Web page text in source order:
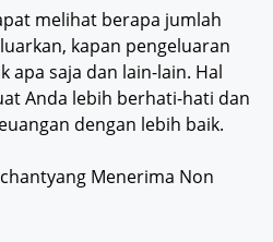
melihat berapa jumlah
kapan pengeluaran
apa saja dan lain-lain. Hal
Anda lebih berhati-hati dan
dengan lebih baik.
Menerima Non